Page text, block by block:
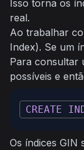
Isso torna os
real.
Ao trabalhar
Index). Se um
Para consultar
possíveis e
CREATE
Os índices